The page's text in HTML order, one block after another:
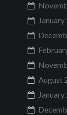
January
August